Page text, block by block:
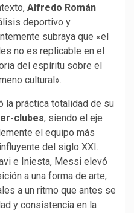
Alfredo Román
deportivo y
subraya que «el
no es replicable en el
del espíritu sobre el
cultural».
la práctica totalidad de su
clubes, siendo el eje
el equipo más
del siglo XXI.
e Iniesta, Messi elevó
a una forma de arte,
a un ritmo que antes se
y consistencia en la